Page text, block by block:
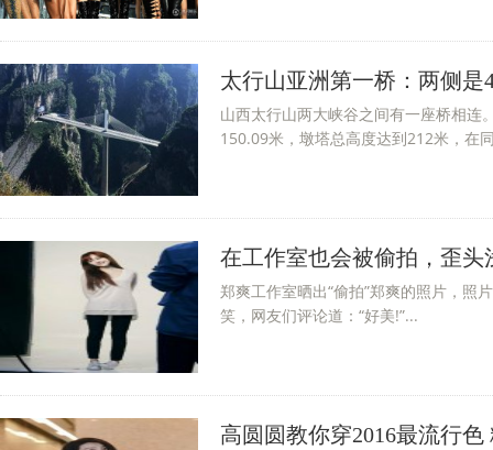
太行山亚洲第一桥：两侧是
山西太行山两大峡谷之间有一座桥相连
150.09米，墩塔总高度达到212米，在
在工作室也会被偷拍，歪头
郑爽工作室晒出“偷拍”郑爽的照片，照
笑，网友们评论道：“好美!”...
高圆圆教你穿2016最流行色